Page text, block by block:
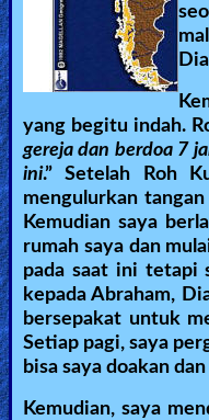
Vids
for
New
Believers
Heaven
Hell
Prayer
yang begitu indah.
gereja dan berdoa 7
ini.” Setelah Roh
mengulurkan
Kemudian saya
rumah saya dan
pada saat ini tetapi
kepada Abraham,
bersepakat untuk
Setiap pagi, saya
bisa saya doakan
Kemudian, saya